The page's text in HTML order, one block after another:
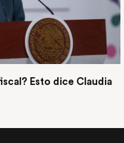
Esto dice Claudia